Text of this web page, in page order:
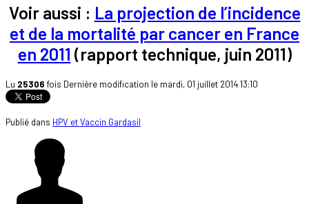
Voir aussi : La projection de l’incidence
et de la mortalité par cancer en France
en 2011 (rapport technique, juin 2011)
Lu 25306 fois Dernière modification le mardi, 01 juillet 2014 13:10
Publié dans HPV et Vaccin Gardasil